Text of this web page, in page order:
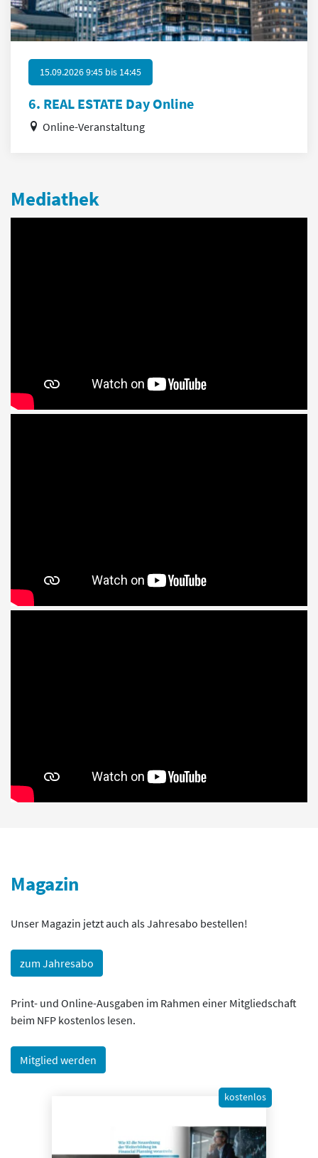
15.09.2026 9:45 bis 14:45
6. REAL ESTATE Day Online
Online-Veranstaltung
Mediathek
Magazin
Unser Magazin jetzt auch als Jahresabo bestellen!
zum Jahresabo
Print- und Online-Ausgaben im Rahmen einer Mitgliedschaft
beim NFP kostenlos lesen.
Mitglied werden
kostenlos